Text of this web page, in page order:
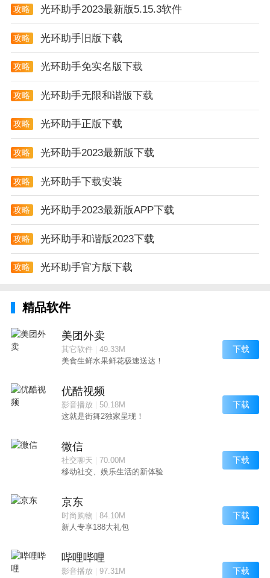
攻略 光环助手2023最新版5.15.3软件
攻略 光环助手旧版下载
攻略 光环助手免实名版下载
攻略 光环助手无限和谐版下载
攻略 光环助手正版下载
攻略 光环助手2023最新版下载
攻略 光环助手下载安装
攻略 光环助手2023最新版APP下载
攻略 光环助手和谐版2023下载
攻略 光环助手官方版下载
精品软件
美团外卖
其它软件| 49.33M
美食生鲜水果鲜花极速送达！
下载
优酷视频
影音播放
50.18M
这就是街舞2独家呈现！
下载
微信
社交聊天
70.00M
移动社交、娱乐生活的新体验
下载
京东
时尚购物
84.10M
新人专享188大礼包
下载
哔哩哔哩
影音播放
97.31M
下载